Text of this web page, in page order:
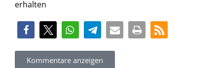
erhalten
Kommentare anzeigen